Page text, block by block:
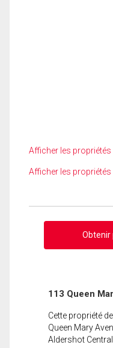
Afficher les propriétés
Afficher les propriétés
113 Queen
Cette propriété
Queen Mary
Aldershot Central.